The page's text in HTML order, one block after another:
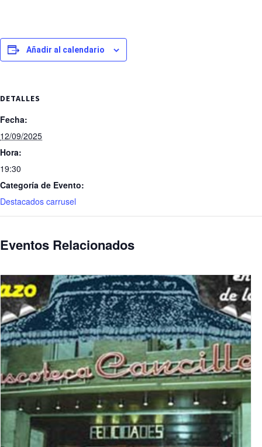
Añadir al calendario
DETALLES
Fecha:
12/09/2025
Hora:
19:30
Categoría de Evento:
Destacados carrusel
Eventos Relacionados